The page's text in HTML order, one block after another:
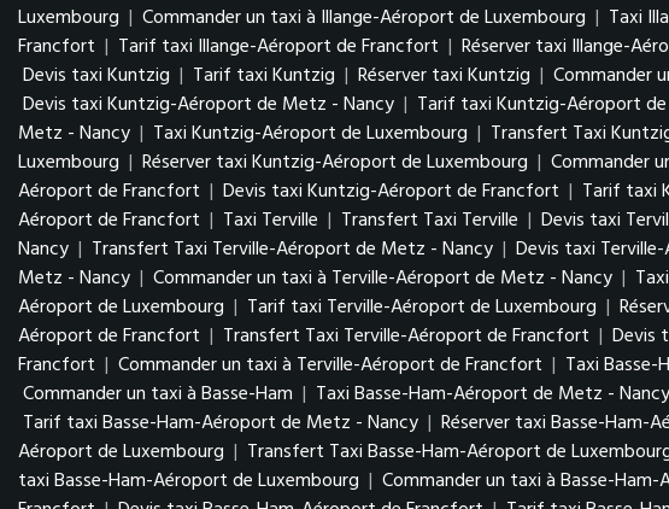
Luxembourg | Commander un taxi à Illange-Aéroport de Luxembourg | Taxi
Francfort | Tarif taxi Illange-Aéroport de Francfort | Réserver taxi Illange-
Devis taxi Kuntzig | Tarif taxi Kuntzig | Réserver taxi Kuntzig | Commander
Devis taxi Kuntzig-Aéroport de Metz - Nancy | Tarif taxi Kuntzig-Aéroport
Metz - Nancy | Taxi Kuntzig-Aéroport de Luxembourg | Transfert Taxi
Luxembourg | Réserver taxi Kuntzig-Aéroport de Luxembourg | Commander
Aéroport de Francfort | Devis taxi Kuntzig-Aéroport de Francfort | Tarif taxi
Aéroport de Francfort | Taxi Terville | Transfert Taxi Terville | Devis taxi
Nancy | Transfert Taxi Terville-Aéroport de Metz - Nancy | Devis taxi
Metz - Nancy | Commander un taxi à Terville-Aéroport de Metz - Nancy |
Aéroport de Luxembourg | Tarif taxi Terville-Aéroport de Luxembourg |
Aéroport de Francfort | Transfert Taxi Terville-Aéroport de Francfort | Devis
Francfort | Commander un taxi à Terville-Aéroport de Francfort | Taxi Basse-
Commander un taxi à Basse-Ham | Taxi Basse-Ham-Aéroport de Metz - Nancy
Tarif taxi Basse-Ham-Aéroport de Metz - Nancy | Réserver taxi Basse-Ham-
Aéroport de Luxembourg | Transfert Taxi Basse-Ham-Aéroport de
taxi Basse-Ham-Aéroport de Luxembourg | Commander un taxi à Basse-